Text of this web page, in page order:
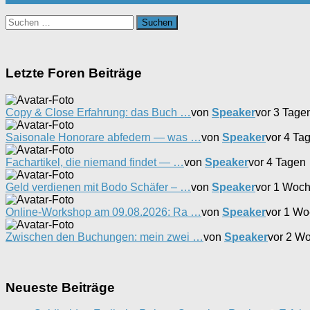
Suchen
nach:
Letzte Foren Beiträge
Copy & Close Erfahrung: das Buch …von Speakervor 3
Saisonale Honorare abfedern — was …von Speakervor 4
Fachartikel, die niemand findet — …von Speakervor 4 Tagen
Geld verdienen mit Bodo Schäfer – …von Speakervor 1
Online-Workshop am 09.08.2026: Ra …von Speakervor 1
Zwischen den Buchungen: mein zwei …von Speakervor 2
Neueste Beiträge